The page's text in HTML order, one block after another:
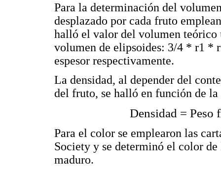
Para la determinación del
desplazado por cada fruto
halló el valor del volumen
volumen de elipsoides: 3/4 * r1 *
espesor respectivamente.
La densidad, al depender del
del fruto, se halló en función de
Densidad = Peso
Para el color se emplearon las
Society y se determinó el color
maduro.